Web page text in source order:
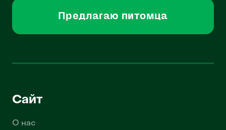
Предлагаю питомца
Сайт
О нас